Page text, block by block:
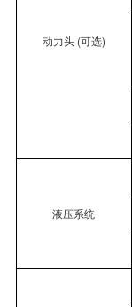
动力头(可选)
液压系统